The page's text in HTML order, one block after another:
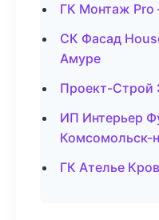
ГК Монтаж
СК Фасад
Амуре
Проект-Строй
ИП Интерьер
Комсомольск-
ГК Ателье